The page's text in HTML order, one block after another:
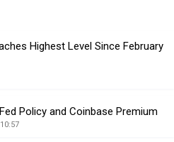
Highest Level Since February
Policy and Coinbase Premium